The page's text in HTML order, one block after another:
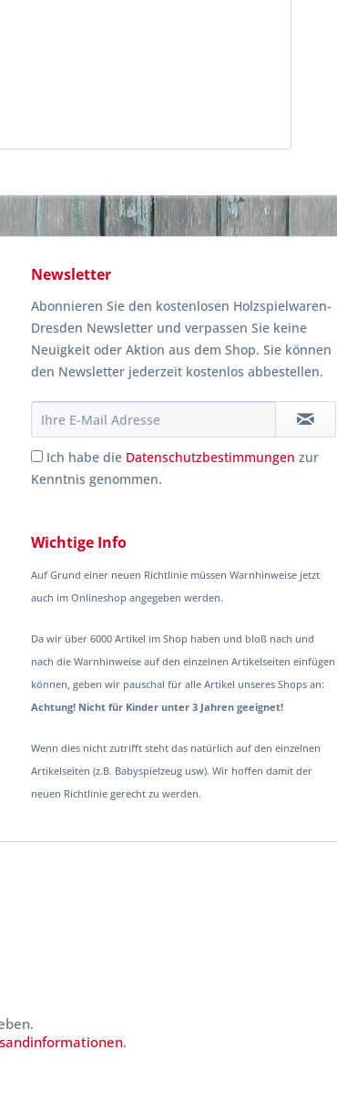
Newsletter
Abonnieren Sie den kostenlosen Holzspielwaren-
Dresden Newsletter und verpassen Sie keine
Neuigkeit oder Aktion aus dem Shop. Sie können
den Newsletter jederzeit kostenlos abbestellen.
Ich habe die Datenschutzbestimmungen zur
Kenntnis genommen.
Wichtige Info
Auf Grund einer neuen Richtlinie müssen Warnhinweise jetzt
auch im Onlineshop angegeben werden.
Da wir über 6000 Artikel im Shop haben und bloß nach und
nach die Warnhinweise auf den einzelnen Artikelseiten einfügen
können, geben wir pauschal für alle Artikel unseres Shops an:
Achtung! Nicht für Kinder unter 3 Jahren geeignet!
Wenn dies nicht zutrifft steht das natürlich auf den einzelnen
Artikelseiten (z.B. Babyspielzeug usw). Wir hoffen damit der
neuen Richtlinie gerecht zu werden.
.